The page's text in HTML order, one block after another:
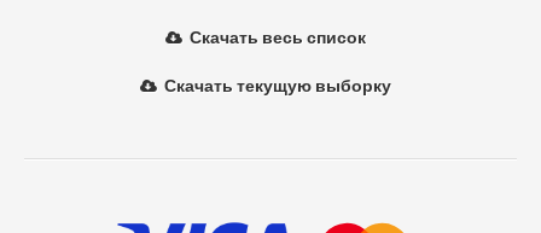
Скачать весь список
Скачать текущую выборку